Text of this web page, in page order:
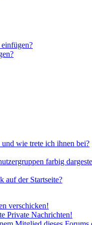
wie trete ich ihnen bei?
farbig
auf der Startseite?
verschicken!
Private Nachrichten!